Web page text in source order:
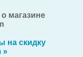
магазине
на скидку
»